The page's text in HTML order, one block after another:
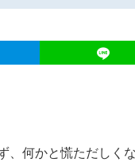
、何かと慌ただしく